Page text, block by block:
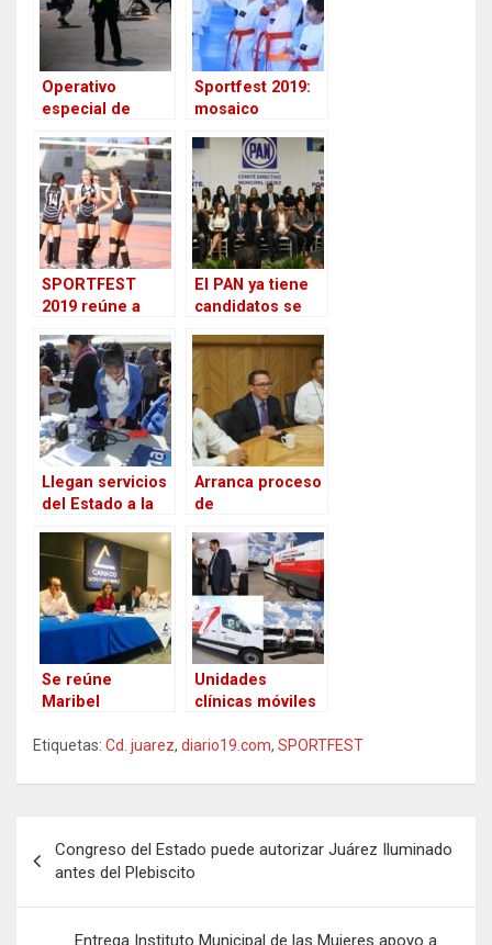
Operativo
especial de
Sportfest 2019
en Cd. Juárez
Sportfest 2019:
mosaico
incluyente de
Cd. Juárez
SPORTFEST
2019 reúne a
juarenses en
actividades
deportivas
El PAN ya tiene
candidatos se
Cd. Juárez,
Chihuahua
Llegan servicios
del Estado a la
Septiembre,
atenderán en la
Secundaria
federal Número
7
Arranca proceso
de
de programas
académicos en
la UTCJ por
parte de
CACECA.
Se reúne
Maribel
de Gobernación
con la CANACO
de bares y
restaurantes
Unidades
clínicas móviles
centros
Cd. Juárez
Etiquetas: Cd. juarez, diario19.com, SPORTFEST
v
Congreso del Estado puede autorizar Juárez Iluminado
antes del Plebiscito
Entrega Instituto Municipal de las Mujeres apoyo a